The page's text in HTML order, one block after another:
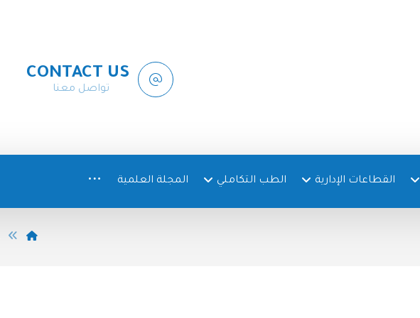
CONTACT US
تواصل معنا
القطاعات الإدارية الطب التكاملي المجلة العلمية